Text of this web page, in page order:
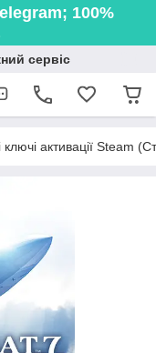
100%
сервіс
активації Steam